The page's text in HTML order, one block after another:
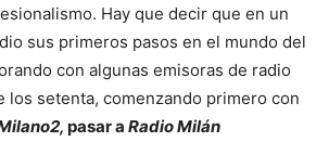
Hay que decir que en un
sus primeros pasos en el mundo del
con algunas emisoras de radio
los setenta, comenzando primero con
pasar a Radio Milán